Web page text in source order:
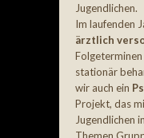
Jugendlichen.
Im laufenden
ärztlich
Folgeterminen
stationär
wir auch ein
Projekt, das
Jugendlichen